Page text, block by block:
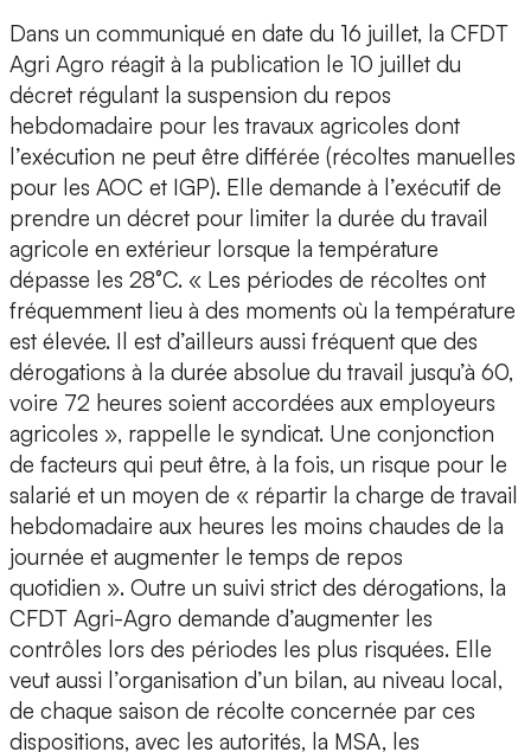
Dans un communiqué en date du 16 juillet, la CFDT
Agri Agro réagit à la publication le 10 juillet du
décret régulant la suspension du repos
hebdomadaire pour les travaux agricoles dont
l’exécution ne peut être différée (récoltes manuelles
pour les AOC et IGP). Elle demande à l’exécutif de
prendre un décret pour limiter la durée du travail
agricole en extérieur lorsque la température
dépasse les 28°C. « Les périodes de récoltes ont
fréquemment lieu à des moments où la température
est élevée. Il est d’ailleurs aussi fréquent que des
dérogations à la durée absolue du travail jusqu’à 60,
voire 72 heures soient accordées aux employeurs
agricoles », rappelle le syndicat. Une conjonction
de facteurs qui peut être, à la fois, un risque pour le
salarié et un moyen de « répartir la charge de travail
hebdomadaire aux heures les moins chaudes de la
journée et augmenter le temps de repos
quotidien ». Outre un suivi strict des dérogations, la
CFDT Agri-Agro demande d’augmenter les
contrôles lors des périodes les plus risquées. Elle
veut aussi l’organisation d’un bilan, au niveau local,
de chaque saison de récolte concernée par ces
dispositions, avec les autorités, la MSA, les